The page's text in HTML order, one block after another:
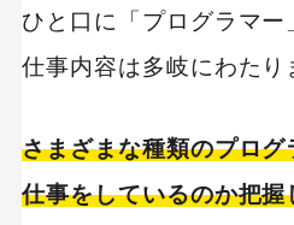
ひと口に「プログラマ
仕事内容は多岐にわたり
さまざまな種類のプロ
仕事をしているのか把